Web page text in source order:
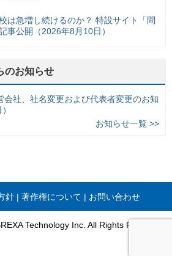
は急増し続けるのか？ 特設サイト「問
事公開（2026年8月10日）
のお知らせ
会社、社名変更および代表者変更のお知
お知らせ一覧 >>
針 著作権について お問い合わせ
Technology Inc. All Rights Reserved.